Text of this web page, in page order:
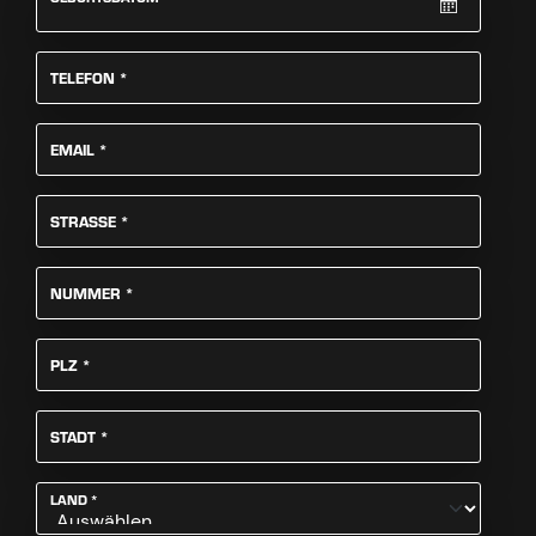
TELEFON *
EMAIL *
STRASSE *
NUMMER *
PLZ *
STADT *
LAND*